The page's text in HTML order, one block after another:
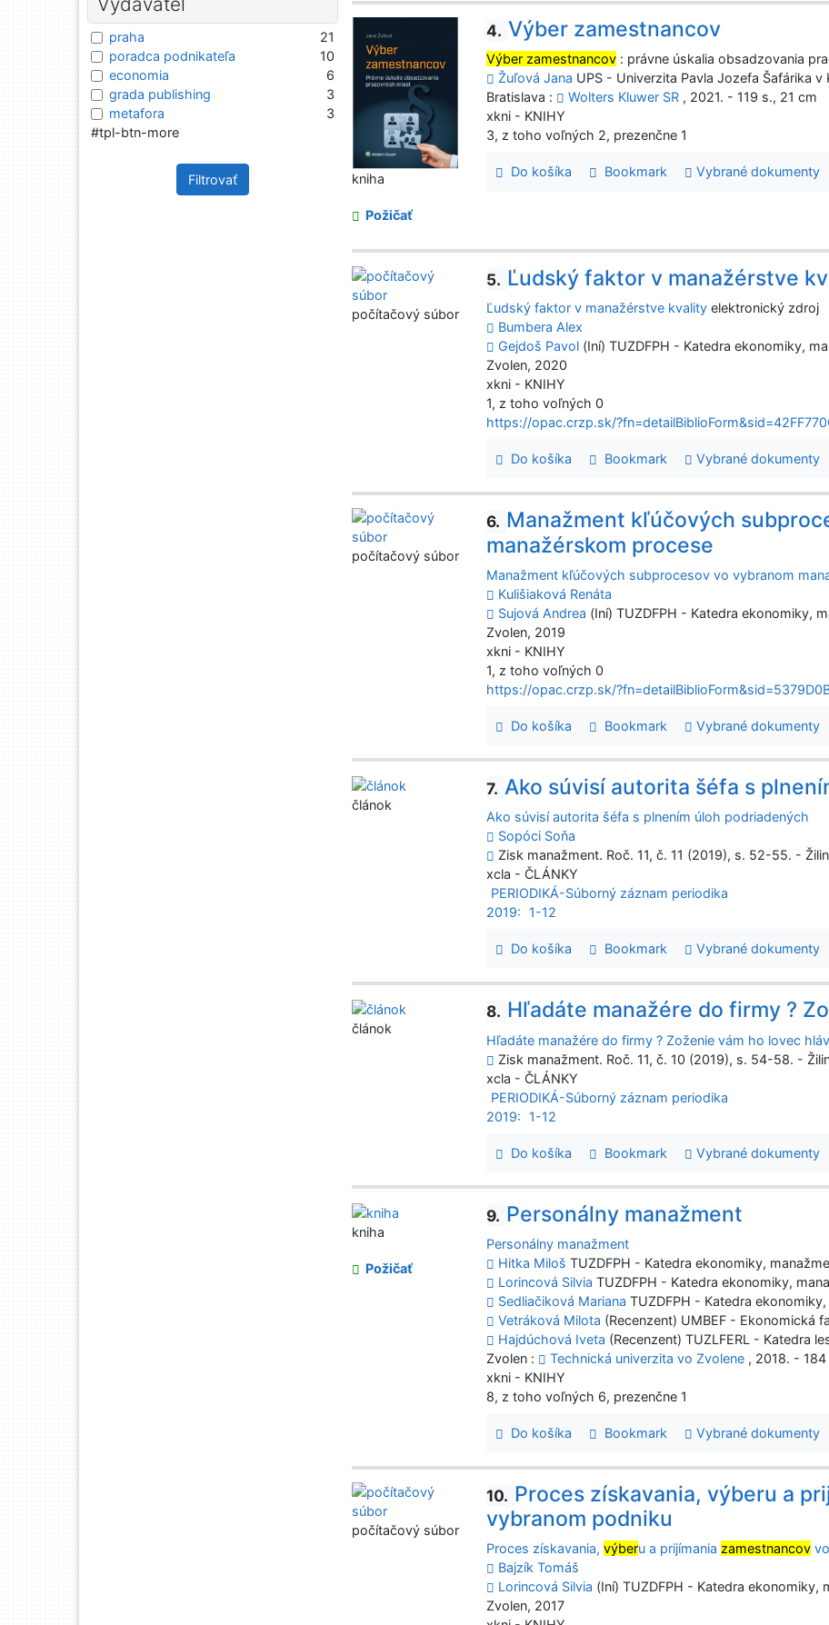
4. Výber zamestnancov
Výber zamestnancov : právne úskalia obsadzovania
Žuľová Jana UPS - Univerzita Pavla Jozefa Šafárika v
Bratislava :
Wolters Kluwer SR , 2021. - 119 s., 21 cm
xkni - KNIHY
3, z toho voľných 2, prezenčne 1
Do košíka Bookmark Vybrané dokumenty
kniha
Požičať
5. Ľudský faktor v manažérstve
Ľudský faktor v manažérstve kvality elektronický zdroj
Bumbera Alex
Gejdoš Pavol (Iní) TUZDFPH - Katedra ekonomiky,
Zvolen, 2020
xkni - KNIHY
1, z toho voľných 0
https://opac.crzp.sk/
Do košíka Bookmark Vybrané dokumenty
počítačový súbor
6. Manažment kľúčových
manažérskom procese
Manažment kľúčových subprocesov vo vybranom
Kulišiaková Renáta
Sujová Andrea (Iní) TUZDFPH - Katedra ekonomiky,
Zvolen, 2019
xkni - KNIHY
1, z toho voľných 0
https://opac.crzp.sk/
Do košíka Bookmark Vybrané dokumenty
počítačový súbor
7. Ako súvisí autorita šéfa s
Ako súvisí autorita šéfa s plnením úloh podriadených
Sopóci Soňa
Zisk manažment. Roč. 11, č. 11 (2019), s. 52-55. -
xcla - ČLÁNKY
PERIODIKÁ-Súborný záznam periodika
2019:
1-12
Do košíka Bookmark Vybrané dokumenty
článok
8. Hľadáte manažére do firmy ?
Hľadáte manažére do firmy ? Zoženie vám ho lovec hláv
Zisk manažment. Roč. 11, č. 10 (2019), s. 54-58. -
xcla - ČLÁNKY
PERIODIKÁ-Súborný záznam periodika
2019:
1-12
Do košíka Bookmark Vybrané dokumenty
článok
9. Personálny manažment
Personálny manažment
Hitka Miloš TUZDFPH - Katedra ekonomiky,
Lorincová Silvia TUZDFPH - Katedra ekonomiky,
Sedliačiková Mariana TUZDFPH - Katedra
Vetráková Milota (Recenzent) UMBEF - Ekonomická
Hajdúchová Iveta (Recenzent) TUZLFERL - Katedra
Zvolen :
Technická univerzita vo Zvolene , 2018. -
xkni - KNIHY
8, z toho voľných 6, prezenčne 1
Do košíka Bookmark Vybrané dokumenty
kniha
Požičať
10. Proces získavania, výberu a
vybranom podniku
Proces získavania,výberu a prijímaniazamestnancov
Bajzík Tomáš
Lorincová Silvia (Iní) TUZDFPH - Katedra ekonomiky,
Zvolen, 2017
počítačový súbor
praha
21
poradca podnikateľa
10
economia
6
grada publishing
3
metafora
3
#tpl-btn-more
Filtrovať